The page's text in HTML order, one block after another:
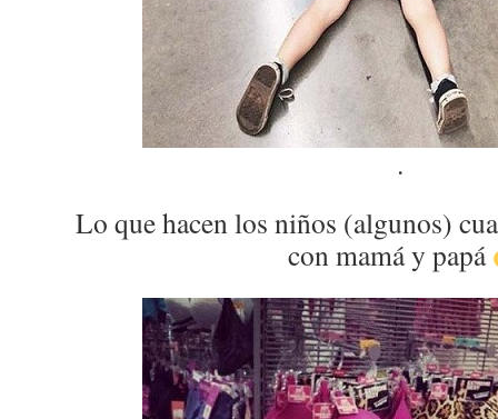
.
Lo que hacen los niños (algunos)
con mamá y papá